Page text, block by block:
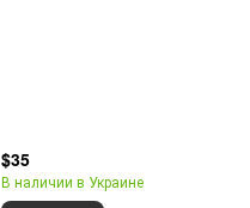
$35
В наличии в Украине